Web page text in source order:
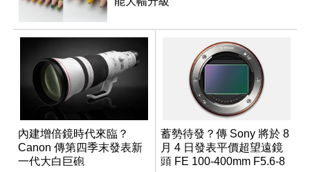
內建增倍鏡時代來臨？
Canon 傳第四季末發表新
一代大白巨砲
蓄勢待發？傳 Sony 將於 8
月 4 日發表平價超望遠鏡
頭 FE 100-400mm F5.6-8